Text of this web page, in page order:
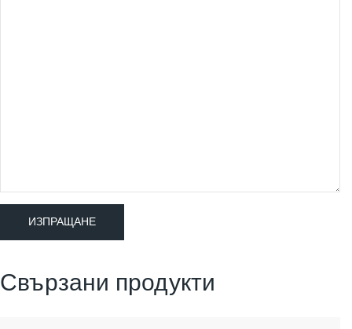
Свързани продукти